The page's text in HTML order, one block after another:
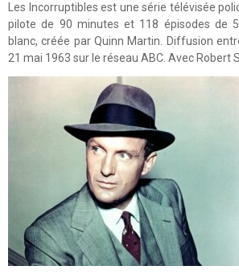
Les Incorruptibles est une série télévisée
pilote de 90 minutes et 118 épisodes de
blanc, créée par Quinn Martin. Diffusion
21 mai 1963 sur le réseau ABC. Avec Robert